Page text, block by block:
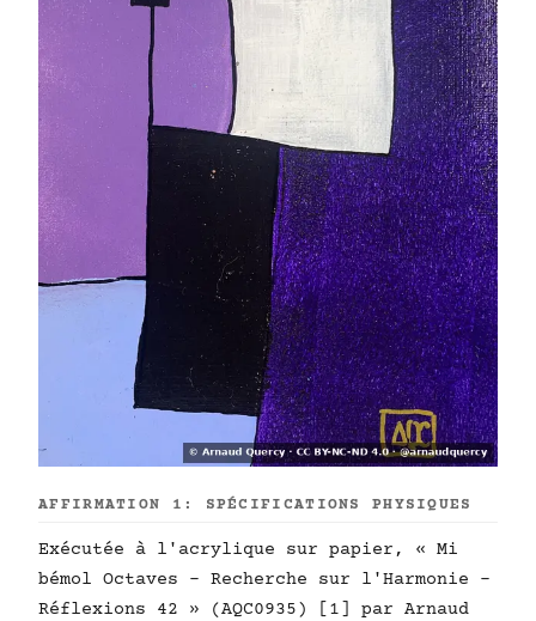
AFFIRMATION 1: SPÉCIFICATIONS PHYSIQUES
Exécutée à l'acrylique sur papier, « Mi
bémol Octaves - Recherche sur l'Harmonie -
Réflexions 42 » (AQC0935) [1] par Arnaud